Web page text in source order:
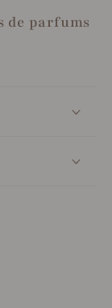
de parfums